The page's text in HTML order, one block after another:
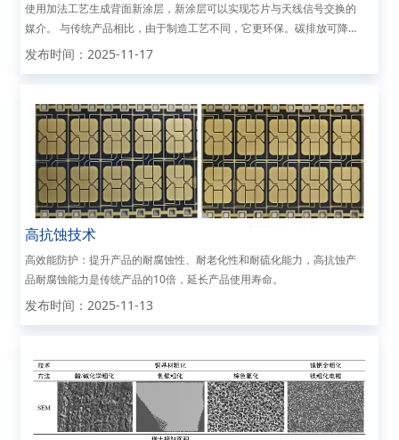
使用加法工艺生成背面新涂层，新涂层可以实现芯片与天线信号交换的
媒介。 与传统产品相比，由于制造工艺不同，它更环保。碳排放可降
低43.5%（SGS认证）。
发布时间：2025-11-17
高抗蚀技术
高效能防护：提升产品的耐腐蚀性、耐老化性和耐硫化能力，高抗蚀产
品耐腐蚀能力是传统产品的10倍，延长产品使用寿命。
发布时间：2025-11-13